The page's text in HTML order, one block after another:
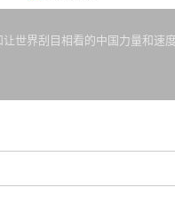
世界刮目相看的中国力量和速度